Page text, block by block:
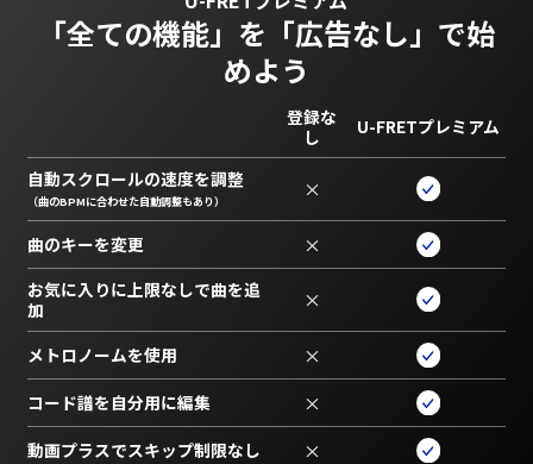
「全ての機能」を 「広告なし」で始
めよう
登録な
し
U-FRETプレミアム
自動スクロールの速度を調整
（曲のBPMに合わせた自動調整もあり） ×
曲のキーを変更 ×
お気に入りに上限なしで曲を追
加
×
メトロノームを使用 ×
コード譜を自分用に編集 ×
動画プラスでスキップ制限なし ×